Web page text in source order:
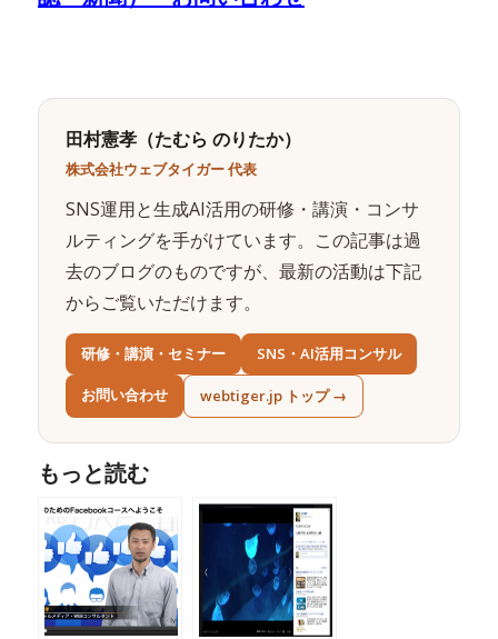
田村憲孝（たむら のりたか）
株式会社ウェブタイガー 代表
SNS運用と生成AI活用の研修・講演・コンサ
ルティングを手がけています。この記事は過
去のブログのものですが、最新の活動は下記
からご覧いただけます。
研修・講演・セミナー SNS・AI活用コンサル
お問い合わせ webtiger.jp トップ →
もっと読む